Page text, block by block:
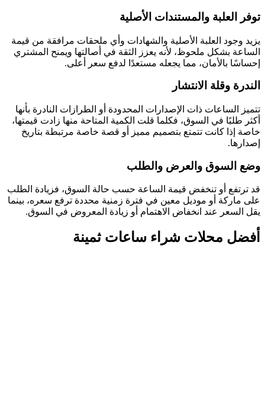
توفر العلبة والمستندات الأصلية
يزيد وجود العلبة الأصلية والشهادات وأي ملحقات مرافقة من قيمة
الساعة بشكل ملحوظ، لأنه يعزز الثقة في أصالتها ويمنح المشتري
إحساسًا بالأمان، مما يجعله مستعدًا لدفع سعر أعلى.
الندرة وقلة الانتشار
تتميز الساعات ذات الإصدارات المحدودة أو الطرازات النادرة بأنها
أكثر طلبًا في السوق، فكلما قلت الكمية المتاحة منها زادت قيمتها،
خاصة إذا كانت تتمتع بتصميم مميز أو قصة خاصة مرتبطة بتاريخ
إصدارها.
وضع السوق والعرض والطلب
قد ترتفع أو تنخفض قيمة الساعة حسب حالة السوق، فزيادة الطلب
على ماركة أو موديل معين في فترة زمنية محددة ترفع سعره، بينما
يقل السعر عند انخفاض الاهتمام أو زيادة المعروض في السوق.
أفضل محلات شراء ساعات ثمينة